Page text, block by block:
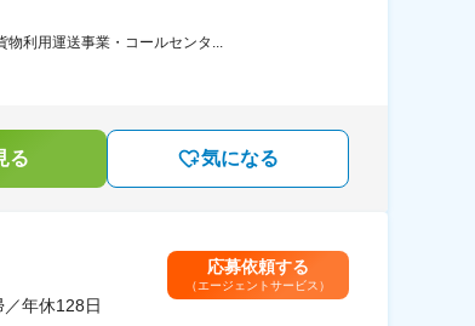
利用運送事業・コールセンタ...
る 気になる
年休128日
応募依頼する
（エージェントサービス）